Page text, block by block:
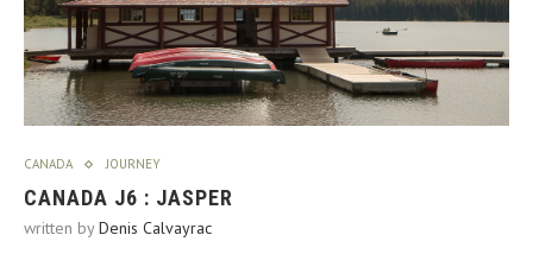
CANADA JOURNEY
CANADA J6 : JASPER
written byDenis Calvayrac